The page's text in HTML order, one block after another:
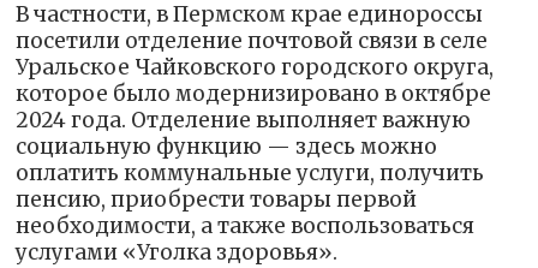
В частности, в Пермском крае единороссы
посетили отделение почтовой связи в селе
Уральское Чайковского городского округа,
которое было модернизировано в октябре
2024 года. Отделение выполняет важную
социальную функцию — здесь можно
оплатить коммунальные услуги, получить
пенсию, приобрести товары первой
необходимости, а также воспользоваться
услугами «Уголка здоровья».